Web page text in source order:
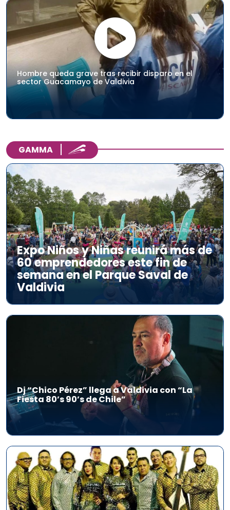
Hombre queda grave tras recibir disparo en el
sector Guacamayo de Valdivia
GAMMA
Expo Niños y Niñas reunirá más de
60 emprendedores este fin de
semana en el Parque Saval de
Valdivia
Dj “Chico Pérez” llega a Valdivia con “La
Fiesta 80’s 90’s de Chile”